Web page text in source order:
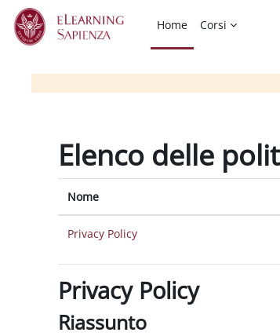
Vai al contenuto principale
Home
Corsi
Elenco delle
Nome
Privacy Policy
Privacy Policy
Riassunto